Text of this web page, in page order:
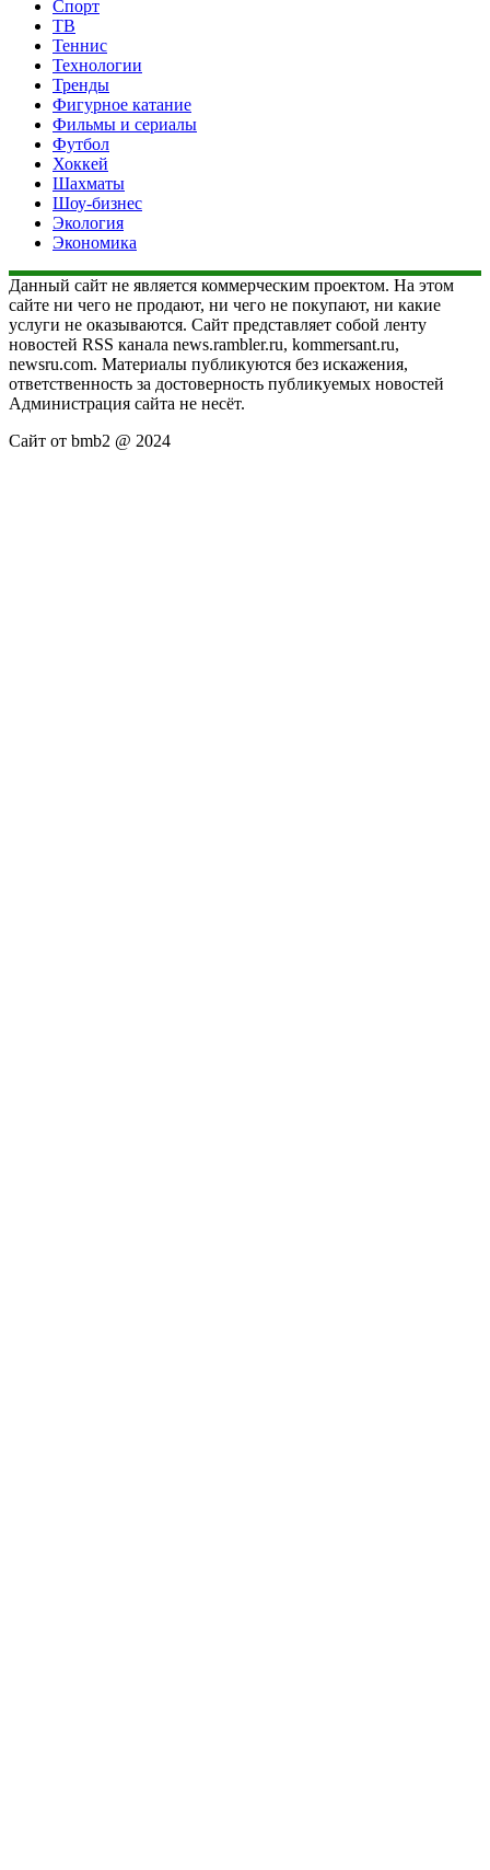
Спорт
ТВ
Теннис
Технологии
Тренды
Фигурное катание
Фильмы и сериалы
Футбол
Хоккей
Шахматы
Шоу-бизнес
Экология
Экономика
Данный сайт не является коммерческим проектом. На этом
сайте ни чего не продают, ни чего не покупают, ни какие
услуги не оказываются. Сайт представляет собой ленту
новостей RSS канала news.rambler.ru, kommersant.ru,
newsru.com. Материалы публикуются без искажения,
ответственность за достоверность публикуемых новостей
Администрация сайта не несёт.
Сайт от bmb2 @ 2024